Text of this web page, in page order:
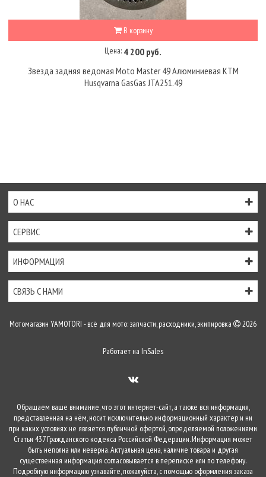
В корзину
Цена: 4 200 руб.
Звезда задняя ведомая Moto Master 49 Алюминиевая KTM
Husqvarna GasGas JTA251.49
О НАС
СЕРВИС
ИНФОРМАЦИЯ
СВЯЗЬ С НАМИ
Мотомагазин YAMOTORI - всё для мото: запчасти, расходники, экипировка 2026
Работает на InSales
Обращаем ваше внимание, что этот интернет-сайт, а также вся информация,
представленная на нём, носит исключительно информационный характер и ни
при каких условиях не является публичной офертой, определяемой положениями
Статьи 437 Гражданского кодекса Российской Федерации. Информация может
быть неполна или неверна. Актуальная цена, наличие товара и другая
существенная информация согласовывается в переписке или по телефону.
Подробную информацию узнавайте, пожалуйста, с помощью оформления заказа